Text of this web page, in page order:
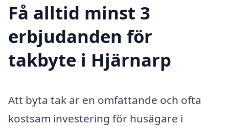
Få alltid minst 3
erbjudanden för
takbyte i Hjärnarp
Att byta tak är en omfattande och ofta
kostsam investering för husägare i